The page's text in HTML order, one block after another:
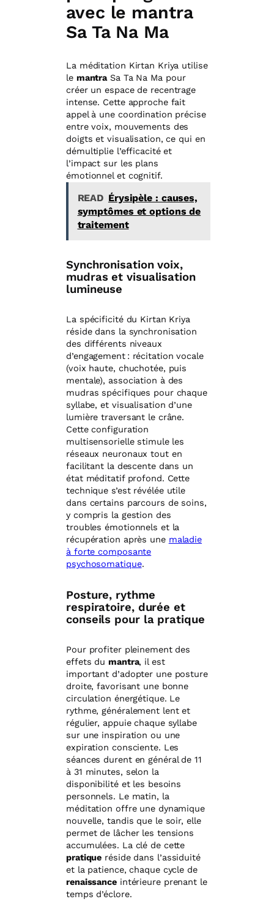
avec le mantra
Sa Ta Na Ma
La méditation Kirtan Kriya utilise
le mantraSa Ta Na Ma pour
créer un espace de recentrage
intense. Cette approche fait
appel à une coordination précise
entre voix, mouvements des
doigts et visualisation, ce qui en
démultiplie l’efficacité et
l’impact sur les plans
émotionnel et cognitif.
READ Érysipèle : causes,
symptômes et options de
traitement
Synchronisation voix,
mudras et visualisation
lumineuse
La spécificité du Kirtan Kriya
réside dans la synchronisation
des différents niveaux
d’engagement : récitation vocale
(voix haute, chuchotée, puis
mentale), association à des
mudras spécifiques pour chaque
syllabe, et visualisation d’une
lumière traversant le crâne.
Cette configuration
multisensorielle stimule les
réseaux neuronaux tout en
facilitant la descente dans un
état méditatif profond. Cette
technique s’est révélée utile
dans certains parcours de soins,
y compris la gestion des
troubles émotionnels et la
récupération après une maladie
à forte composante
psychosomatique.
Posture, rythme
respiratoire, durée et
conseils pour la pratique
Pour profiter pleinement des
effets dumantra, il est
important d’adopter une posture
droite, favorisant une bonne
circulation énergétique. Le
rythme, généralement lent et
régulier, appuie chaque syllabe
sur une inspiration ou une
expiration consciente. Les
séances durent en général de 11
à 31 minutes, selon la
disponibilité et les besoins
personnels. Le matin, la
méditation offre une dynamique
nouvelle, tandis que le soir, elle
permet de lâcher les tensions
accumulées. La clé de cette
pratique réside dans l’assiduité
et la patience, chaque cycle de
renaissanceintérieure prenant le
temps d’éclore.